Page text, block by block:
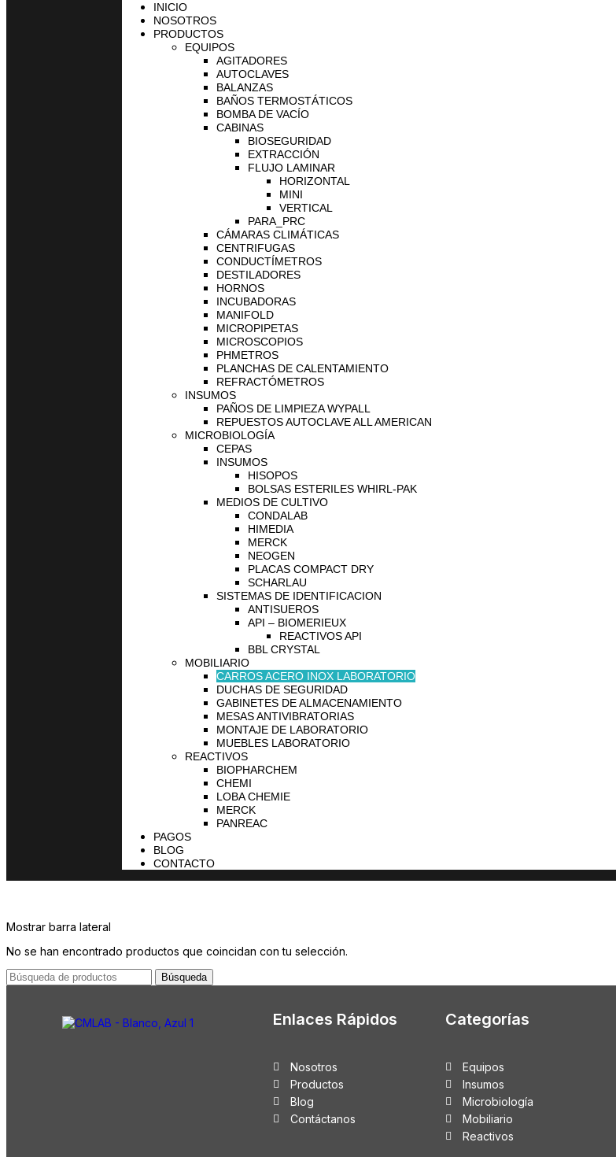
INICIO
NOSOTROS
PRODUCTOS
EQUIPOS
AGITADORES
AUTOCLAVES
BALANZAS
BAÑOS TERMOSTÁTICOS
BOMBA DE VACÍO
CABINAS
BIOSEGURIDAD
EXTRACCIÓN
FLUJO LAMINAR
HORIZONTAL
MINI
VERTICAL
PARA_PRC
CÁMARAS CLIMÁTICAS
CENTRIFUGAS
CONDUCTÍMETROS
DESTILADORES
HORNOS
INCUBADORAS
MANIFOLD
MICROPIPETAS
MICROSCOPIOS
PHMETROS
PLANCHAS DE CALENTAMIENTO
REFRACTÓMETROS
INSUMOS
PAÑOS DE LIMPIEZA WYPALL
REPUESTOS AUTOCLAVE ALL AMERICAN
MICROBIOLOGÍA
CEPAS
INSUMOS
HISOPOS
BOLSAS ESTERILES WHIRL-PAK
MEDIOS DE CULTIVO
CONDALAB
HIMEDIA
MERCK
NEOGEN
PLACAS COMPACT DRY
SCHARLAU
SISTEMAS DE IDENTIFICACION
ANTISUEROS
API – BIOMERIEUX
REACTIVOS API
BBL CRYSTAL
MOBILIARIO
CARROS ACERO INOX LABORATORIO
DUCHAS DE SEGURIDAD
GABINETES DE ALMACENAMIENTO
MESAS ANTIVIBRATORIAS
MONTAJE DE LABORATORIO
MUEBLES LABORATORIO
REACTIVOS
BIOPHARCHEM
CHEMI
LOBA CHEMIE
MERCK
PANREAC
PAGOS
BLOG
CONTACTO
Mostrar barra lateral
No se han encontrado productos que coincidan con tu selección.
Búsqueda
Enlaces Rápidos
Nosotros
Productos
Blog
Contáctanos
Categorías
Equipos
Insumos
Microbiología
Mobiliario
Reactivos